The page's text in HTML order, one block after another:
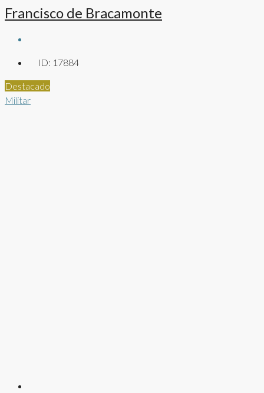
Francisco de Bracamonte
ID: 17884
Destacado
Militar